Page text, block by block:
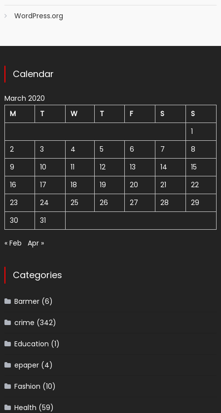
WordPress.org
Calendar
March 2020
M
T W T F S
S
1
2
3 4 5 6 7
8
9
10 11 12 13 14
15
16
17 18 19 20 21
22
23
24 25 26 27 28
29
30
31
« Feb Apr »
Categories
Barmer(6)
crime (342)
Education (1)
epaper(4)
Fashion (10)
Health (59)